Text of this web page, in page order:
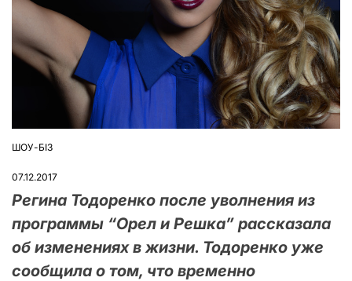
ОПУБЛІКУВАТИ
ШОУ-БІЗ
07.12.2017
Регина Тодоренко после уволнения из
программы “Орел и Решка” рассказала
об изменениях в жизни. Тодоренко уже
сообщила о том, что временно